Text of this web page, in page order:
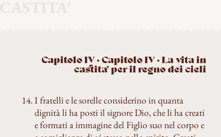
Capitolo IV · Capitolo IV · La vita in
castita' per il regno dei cieli
I fratelli e le sorelle considerino in quanta
dignità li ha posti il signore Dio, che li ha creati
e formati a immagine del Figlio suo nel corpo e